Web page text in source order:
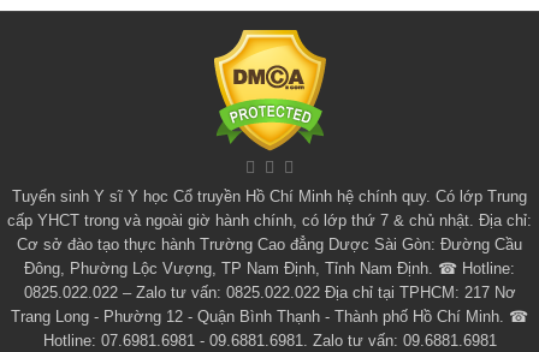
Tuyển sinh Y sĩ Y học Cổ truyền Hồ Chí Minh hệ chính quy. Có lớp Trung
cấp YHCT trong và ngoài giờ hành chính, có lớp thứ 7 & chủ nhật. Địa chỉ:
Cơ sở đào tạo thực hành Trường Cao đẳng Dược Sài Gòn: Đường Cầu
Đông, Phường Lộc Vượng, TP Nam Định, Tỉnh Nam Định. ☎ Hotline:
0825.022.022 – Zalo tư vấn: 0825.022.022 Địa chỉ tại TPHCM: 217 Nơ
Trang Long - Phường 12 - Quận Bình Thạnh - Thành phố Hồ Chí Minh. ☎
Hotline: 07.6981.6981 - 09.6881.6981. Zalo tư vấn: 09.6881.6981